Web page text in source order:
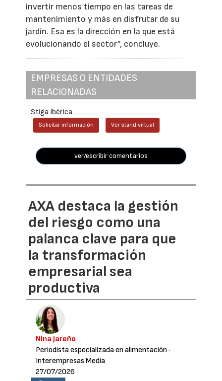
invertir menos tiempo en las tareas de
mantenimiento y más en disfrutar de su
jardín. Esa es la dirección en la que está
evolucionando el sector”, concluye.
EMPRESAS O ENTIDADES
RELACIONADAS
Stiga Ibérica
Solicitar información Ver stand virtual
ver/escribir comentarios
AXA destaca la gestión
del riesgo como una
palanca clave para que
la transformación
empresarial sea
productiva
Nina Jareño
Periodista especializada en alimentación ·
Interempresas Media
27/07/2026